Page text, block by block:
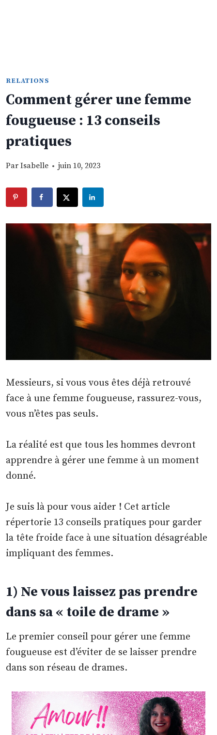
RELATIONS
Comment gérer une femme
fougueuse : 13 conseils
pratiques
Par Isabelle juin 10, 2023
Messieurs, si vous vous êtes déjà retrouvé
face à une femme fougueuse, rassurez-vous,
vous n’êtes pas seuls.
La réalité est que tous les hommes devront
apprendre à gérer une femme à un moment
donné.
Je suis là pour vous aider ! Cet article
répertorie 13 conseils pratiques pour garder
la tête froide face à une situation désagréable
impliquant des femmes.
1) Ne vous laissez pas prendre
dans sa « toile de drame »
Le premier conseil pour gérer une femme
fougueuse est d’éviter de se laisser prendre
dans son réseau de drames.